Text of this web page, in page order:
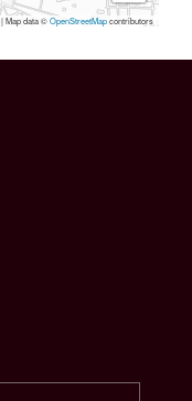
|Map data ©OpenStreetMapcontributors